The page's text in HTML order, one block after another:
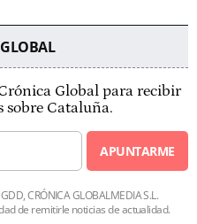
Global para recibir
Cataluña.
APUNTARME
CRÓNICA GLOBALMEDIA S.L.
de remitirle noticias de actualidad.